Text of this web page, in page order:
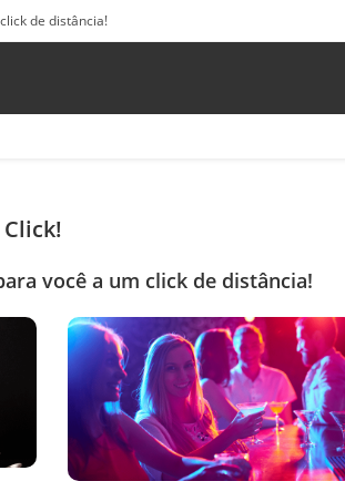
de distância!
você a um click de distância!